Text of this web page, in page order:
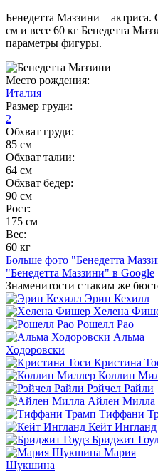
Бенедетта Маззини –
см и весе 60 кг Бенедетта
параметры фигуры.
Место рождения:
Италия
Размер груди:
2
Обхват груди:
85 см
Обхват талии:
64 см
Обхват бедер:
90 см
Рост:
175 см
Вес:
60 кг
Больше фото "Бенедетта
"Бенедетта Маззини" в Google
Знаменитости с таким же
Эрин Кехилл
Хелена
Рошелл Рао
Альма
Ходоровски
Кристина
Коллин
Рэйчел Райли
Айлен Милла
Тиффани
Кейт Ингланд
Бриджит
Мария
Шукшина